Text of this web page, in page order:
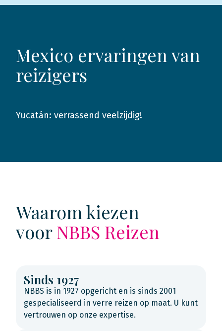
Mexico ervaringen van
reizigers
2021
Yucatán: verrassend veelzijdig!
Waarom kiezen
voorNBBS Reizen
Sinds 1927
NBBS is in 1927 opgericht en is sinds 2001
gespecialiseerd in verre reizen op maat. U kunt
vertrouwen op onze expertise.